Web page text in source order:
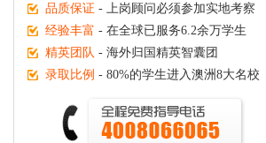
品质保证 - 上岗顾问必须参加实地考察
经验丰富 - 在全球已服务6.2余万学生
精英团队 - 海外归国精英智囊团
录取比例 - 80%的学生进入澳洲8大名校